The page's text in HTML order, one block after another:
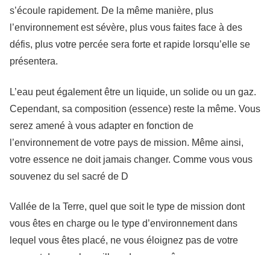
s’écoule rapidement. De la même manière, plus
l’environnement est sévère, plus vous faites face à des
défis, plus votre percée sera forte et rapide lorsqu’elle se
présentera.
L’eau peut également être un liquide, un solide ou un gaz.
Cependant, sa composition (essence) reste la même. Vous
serez amené à vous adapter en fonction de
l’environnement de votre pays de mission. Même ainsi,
votre essence ne doit jamais changer. Comme vous vous
souvenez du sel sacré de D
Vallée de la Terre, quel que soit le type de mission dont
vous êtes en charge ou le type d’environnement dans
lequel vous êtes placé, ne vous éloignez pas de votre